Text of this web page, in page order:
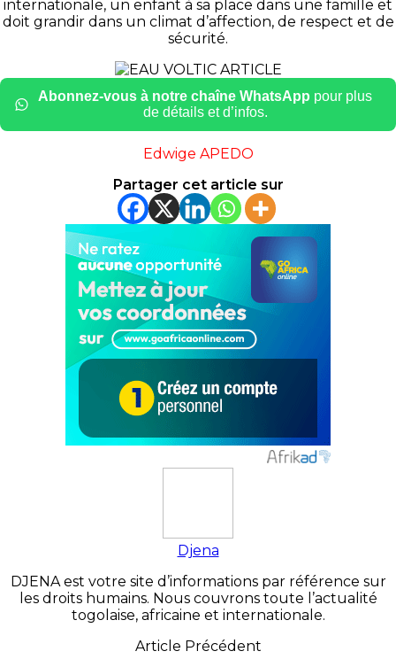
internationale, un enfant à sa place dans une famille et
doit grandir dans un climat d’affection, de respect et de
sécurité.
Abonnez-vous à notre chaîne WhatsApp pour plus
de détails et d’infos.
Edwige APEDO
Partager cet article sur
Djena
DJENA est votre site d’informations par référence sur
les droits humains. Nous couvrons toute l’actualité
togolaise, africaine et internationale.
Article Précédent